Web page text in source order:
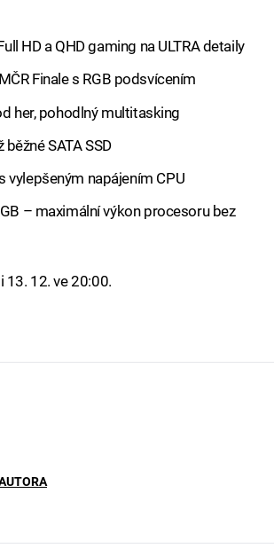
HD a QHD gaming na ULTRA detaily
Finale s RGB podsvícením
her, pohodlný multitasking
SATA SSD
vylepšeným napájením CPU
– maximální výkon procesoru bez
13. 12. ve 20:00.